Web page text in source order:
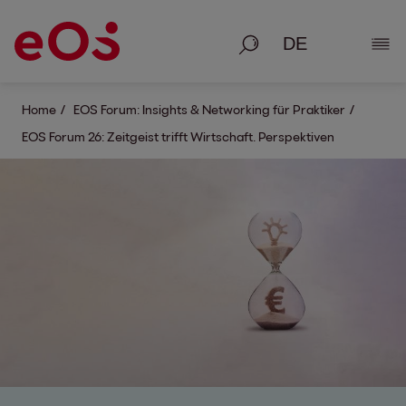
Suche
Home
EOS Forum: Insights & Networking für Praktiker
EOS Forum 26: Zeitgeist trifft Wirtschaft. Perspektiven